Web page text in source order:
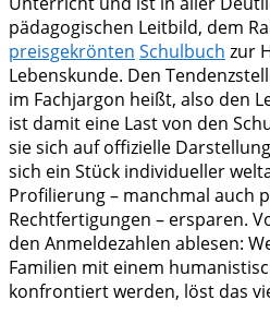
pädagogischen Leitbild, dem
preisgekrönten Schulbuch zur
Lebenskunde. Den
im Fachjargon heißt, also den
ist damit eine Last von den
sie sich auf offizielle
sich ein Stück individueller
Profilierung – manchmal auch
Rechtfertigungen – ersparen.
den Anmeldezahlen ablesen:
Familien mit einem
konfrontiert werden, löst das